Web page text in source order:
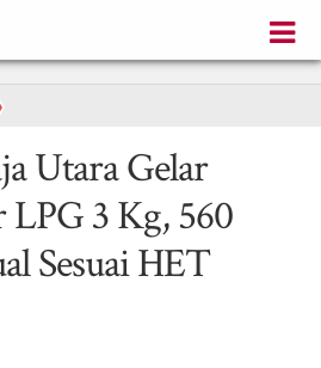
Utara Gelar
LPG 3 Kg, 560
Sesuai HET